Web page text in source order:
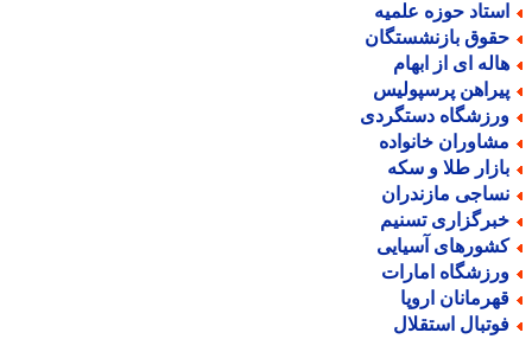
حوزه علمیه
بازنشستگان
ای از ابهام
پرسپولیس
دستگردی
خانواده
طلا و سکه
مازندران
تسنیم
آسیایی
امارات
اروپا
استقلال